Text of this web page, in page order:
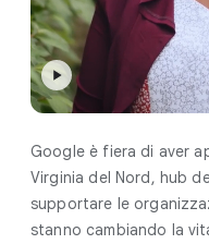
Google è fiera di aver
Virginia del Nord, hub
supportare le
stanno cambiando la